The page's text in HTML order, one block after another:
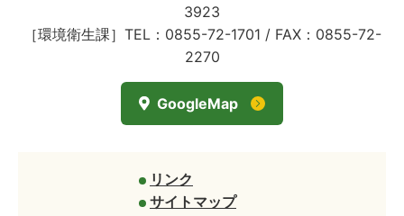
3923
［環境衛生課］TEL：0855-72-1701 / FAX：0855-72-
2270
GoogleMap
リンク
サイトマップ